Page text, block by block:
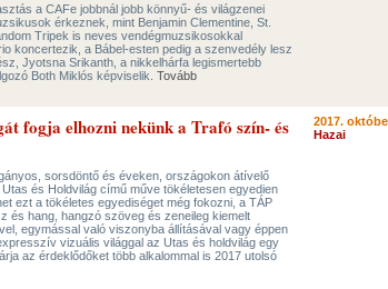
a CAFe jobbnál jobb könnyű- és világzenei
érkeznek, mint Benjamin Clementine, St.
Tripek is neves vendégmuzsikosokkal
koncertezik, a Bábel-esten pedig a szenvedély lesz
Jyotsna Srikanth, a nikkelhárfa legismertebb
Both Miklós képviselik. Tovább
fogja elhozni nekünk a Trafó szín- és
sorsdöntő és éveken, országokon átívelő
és Holdvilág című műve tökéletesen egyedien
ezt a tökéletes egyediséget még fokozni, a TÁP
és hang, hangzó szöveg és zeneileg kiemelt
egymással való viszonyba állításával vagy éppen
vizuális világgal az Utas és holdvilág egy
az érdeklődőket több alkalommal is 2017 utolsó
2017.
Hazai